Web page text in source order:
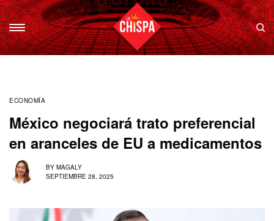
ECONOMÍA
México negociará trato preferencial
en aranceles de EU a medicamentos
BY MAGALY
SEPTIEMBRE 28, 2025